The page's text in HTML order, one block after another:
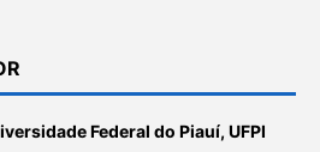
Federal do Piauí, UFPI